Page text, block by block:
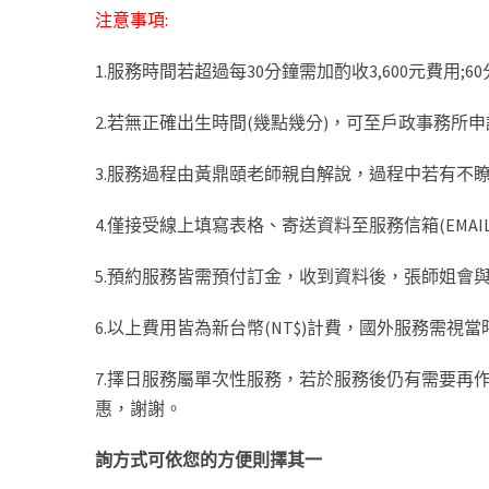
注意事項:
1.服務時間若超過每30分鐘需加酌收3,600元費用
2.若無正確出生時間(幾點幾分)，可至戶政事務所
3.服務過程由黃鼎頤老師親自解說，過程中若有不
4.僅接受線上填寫表格、寄送資料至服務信箱
5.預約服務皆需預付訂金，收到資料後，張師姐會
6.以上費用皆為新台幣(NT$)計費，國外服務需視
7.擇日服務屬單次性服務，若於服務後仍有需要再
惠，謝謝。
詢方式可依您的方便則擇其一